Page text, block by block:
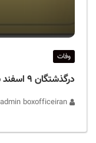
وفات
درگذشتگان ۹ اسفند سینما ، تئاتر و موسیقی؛ تَقی ظُهوری